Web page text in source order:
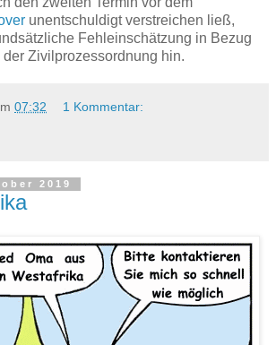
unentschuldigt verstreichen ließ,
Fehleinschätzung in Bezug
Zivilprozessordnung hin.
07:32 1 Kommentar:
2019